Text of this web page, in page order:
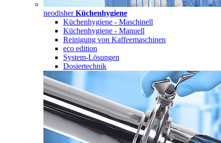
neodisherKüchenhygiene
Küchenhygiene - Maschinell
Küchenhygiene - Manuell
Reinigung von Kaffeemaschinen
eco edition
System-Lösungen
Dosiertechnik